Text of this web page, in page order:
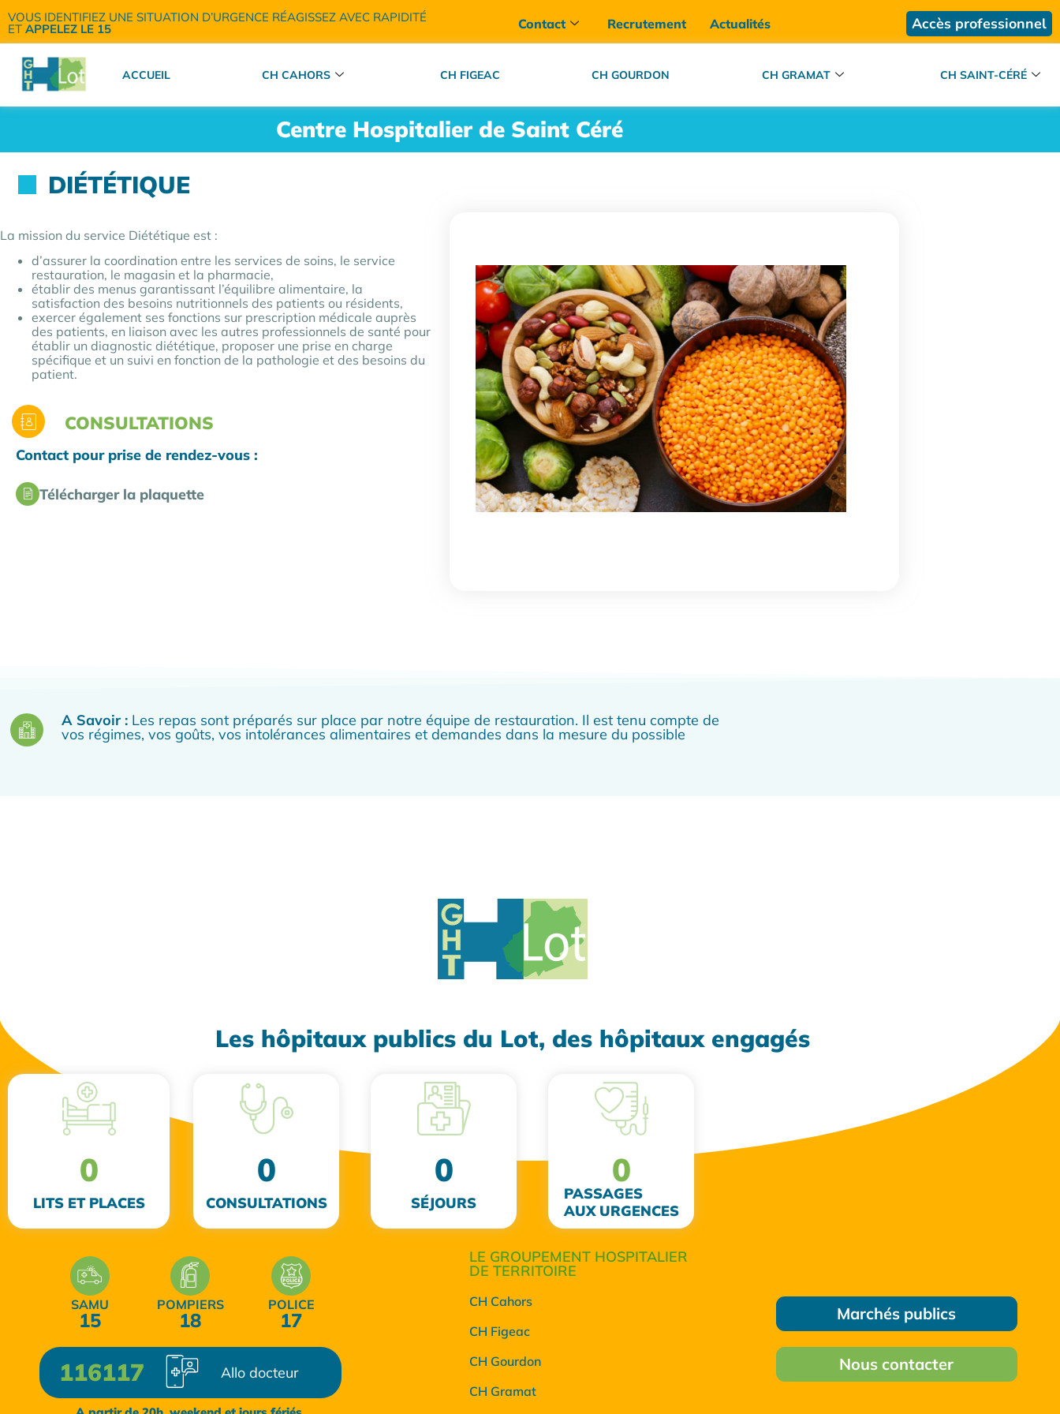
VOUS IDENTIFIEZ UNE SITUATION D’URGENCE RÉAGISSEZ AVEC RAPIDITÉ
ET APPELEZ LE 15 Contact Recrutement Actualités Accès professionnel
ACCUEIL CH CAHORS CH FIGEAC CH GOURDON CH GRAMAT CH SAINT-CÉRÉ
Centre Hospitalier de Saint Céré
DIÉTÉTIQUE
La mission du service Diététique est :
d’assurer la coordination entre les services de soins, le service
restauration, le magasin et la pharmacie,​
établir des menus garantissant l’équilibre alimentaire, la
satisfaction des besoins nutritionnels des patients ou résidents,​
exercer également ses fonctions sur prescription médicale auprès
des patients, en liaison avec les autres professionnels de santé pour
établir un diagnostic diététique, proposer une prise en charge
spécifique et un suivi en fonction de la pathologie et des besoins du
patient.
CONSULTATIONS
Contact pour prise de rendez-vous :
Télécharger la plaquette
A Savoir : Les repas sont préparés sur place par notre équipe de restauration. Il est tenu compte de
vos régimes, vos goûts, vos intolérances alimentaires et demandes dans la mesure du possible
Les hôpitaux publics du Lot, des hôpitaux engagés
LITS ET PLACES
0
CONSULTATIONS
0
SÉJOURS
0
PASSAGES
AUX URGENCES
0
SAMU
15
POMPIERS
18
POLICE
17
116117 Allo docteur
LE GROUPEMENT HOSPITALIER
DE TERRITOIRE
CH Cahors
CH Figeac
CH Gourdon
CH Gramat
Marchés publics
Nous contacter